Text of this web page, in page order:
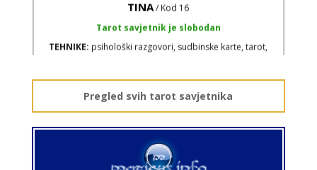
tumačenje snova
tel:0,93€ - mob:1,12€ min
Pregled svih tarot savjetnika